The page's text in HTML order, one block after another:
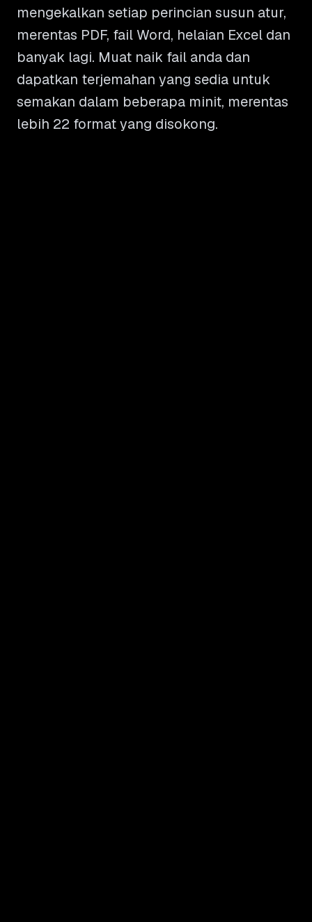
mengekalkan setiap perincian susun atur,
merentas PDF, fail Word, helaian Excel dan
banyak lagi. Muat naik fail anda dan
dapatkan terjemahan yang sedia untuk
semakan dalam beberapa minit, merentas
lebih 22 format yang disokong.